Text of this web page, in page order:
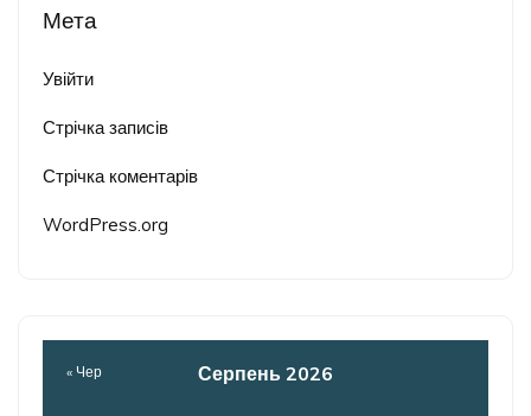
Мета
Увійти
Стрічка записів
Стрічка коментарів
WordPress.org
Серпень 2026
« Чер